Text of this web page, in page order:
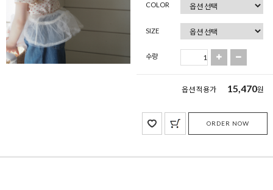
COLOR
SIZE
수량
옵션 적용가 15,470원
ORDER NOW